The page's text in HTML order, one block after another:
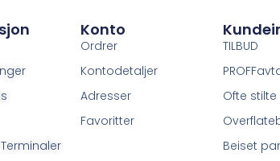
Konto
Ordrer
Kontodetaljer
Adresser
Favoritter
TILBUD
Ofte
Beiset